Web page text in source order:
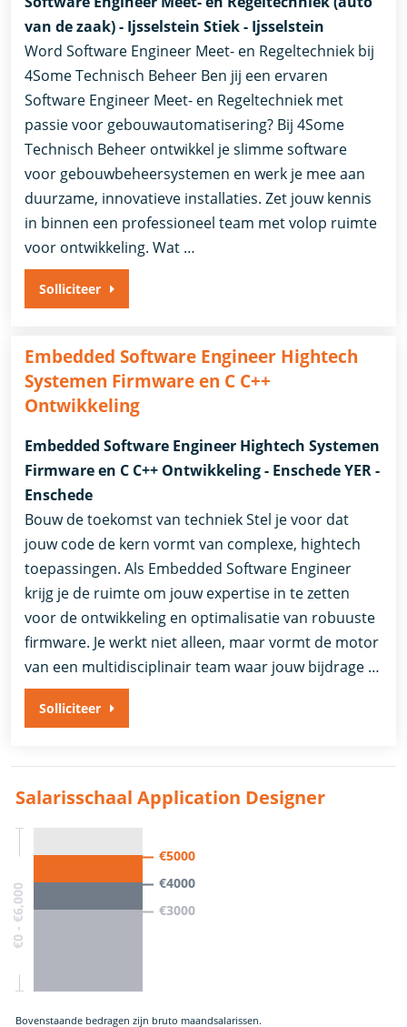
van de zaak) - Ijsselstein Stiek - Ijsselstein
Word Software Engineer Meet- en Regeltechniek bij
4Some Technisch Beheer Ben jij een ervaren
Software Engineer Meet- en Regeltechniek met
passie voor gebouwautomatisering? Bij 4Some
Technisch Beheer ontwikkel je slimme software
voor gebouwbeheersystemen en werk je mee aan
duurzame, innovatieve installaties. Zet jouw kennis
in binnen een professioneel team met volop ruimte
voor ontwikkeling. Wat …
Solliciteer
Embedded Software Engineer Hightech
Systemen Firmware en C C++
Ontwikkeling
Embedded Software Engineer Hightech Systemen
Firmware en C C++ Ontwikkeling - Enschede YER -
Enschede
Bouw de toekomst van techniek Stel je voor dat
jouw code de kern vormt van complexe, hightech
toepassingen. Als Embedded Software Engineer
krijg je de ruimte om jouw expertise in te zetten
voor de ontwikkeling en optimalisatie van robuuste
firmware. Je werkt niet alleen, maar vormt de motor
van een multidisciplinair team waar jouw bijdrage …
Solliciteer
Salarisschaal Application Designer
€0 - €6,000
€5000
€4000
€3000
Bovenstaande bedragen zijn bruto maandsalarissen.